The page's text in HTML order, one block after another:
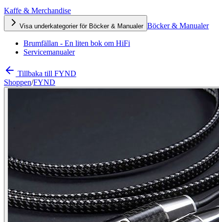
Kaffe & Merchandise
Visa underkategorier för Böcker & Manualer Böcker & Manualer
Brumfällan - En liten bok om HiFi
Servicemanualer
Tillbaka till FYND
Shoppen/FYND